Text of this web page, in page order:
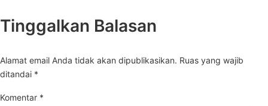
Tinggalkan Balasan
Alamat email Anda tidak akan dipublikasikan. Ruas yang wajib
ditandai *
Komentar *